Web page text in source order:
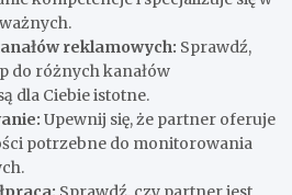
reklamowych: Sprawdź,
do różnych kanałów
dla Ciebie istotne.
Upewnij się, że partner oferuje
potrzebne do monitorowania